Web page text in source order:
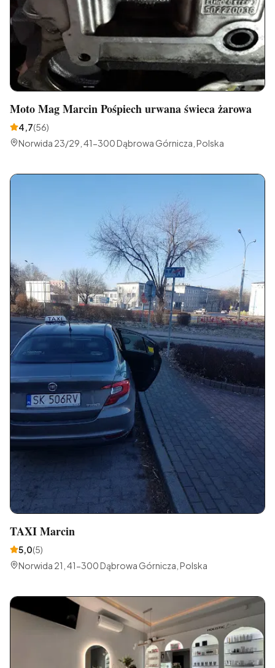
Moto Mag Marcin Pośpiech urwana świeca żarowa
4,7(56)
Norwida 23/29, 41-300 Dąbrowa Górnicza, Polska
TAXI Marcin
5,0(5)
Norwida 21, 41-300 Dąbrowa Górnicza, Polska